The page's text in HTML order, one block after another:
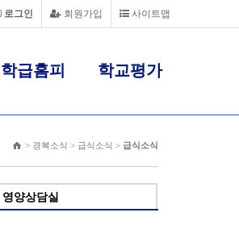
사이트맵
회원가입
로그인
학급홈피 학교평가
> 경복소식 > 급식소식 > 급식소식
영양상담실